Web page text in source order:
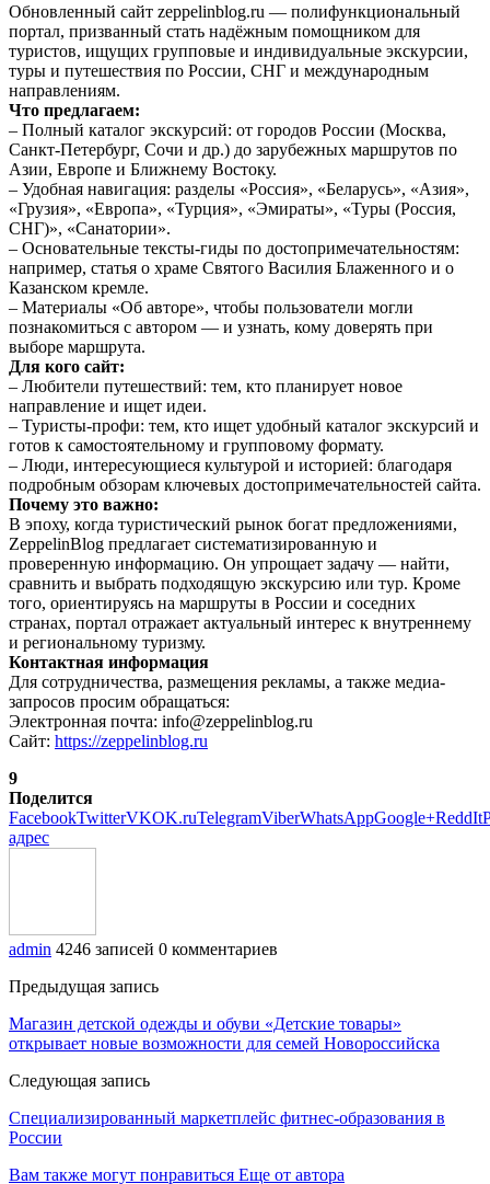
Обновленный сайт zeppelinblog.ru — полифункциональный
портал, призванный стать надёжным помощником для
туристов, ищущих групповые и индивидуальные экскурсии,
туры и путешествия по России, СНГ и международным
направлениям.
Что предлагаем:
– Полный каталог экскурсий: от городов России (Москва,
Санкт-Петербург, Сочи и др.) до зарубежных маршрутов по
Азии, Европе и Ближнему Востоку.
– Удобная навигация: разделы «Россия», «Беларусь», «Азия»,
«Грузия», «Европа», «Турция», «Эмираты», «Туры (Россия,
СНГ)», «Санатории».
– Основательные тексты-гиды по достопримечательностям:
например, статья о храме Святого Василия Блаженного и о
Казанском кремле.
– Материалы «Об авторе», чтобы пользователи могли
познакомиться с автором — и узнать, кому доверять при
выборе маршрута.
Для кого сайт:
– Любители путешествий: тем, кто планирует новое
направление и ищет идеи.
– Туристы-профи: тем, кто ищет удобный каталог экскурсий и
готов к самостоятельному и групповому формату.
– Люди, интересующиеся культурой и историей: благодаря
подробным обзорам ключевых достопримечательностей сайта.
Почему это важно:
В эпоху, когда туристический рынок богат предложениями,
ZeppelinBlog предлагает систематизированную и
проверенную информацию. Он упрощает задачу — найти,
сравнить и выбрать подходящую экскурсию или тур. Кроме
того, ориентируясь на маршруты в России и соседних
странах, портал отражает актуальный интерес к внутреннему
и региональному туризму.
Контактная информация
Для сотрудничества, размещения рекламы, а также медиа-
запросов просим обращаться:
Электронная почта: info@zeppelinblog.ru
Сайт: https://zeppelinblog.ru
9
Поделится
FacebookTwitterVKOK.ruTelegramViberWhatsAppGoogle+ReddIt
адрес
admin 4246 записей 0 комментариев
Предыдущая запись
Магазин детской одежды и обуви «Детские товары»
открывает новые возможности для семей Новороссийска
Следующая запись
Специализированный маркетплейс фитнес-образования в
России
Вам также могут понравиться Еще от автора